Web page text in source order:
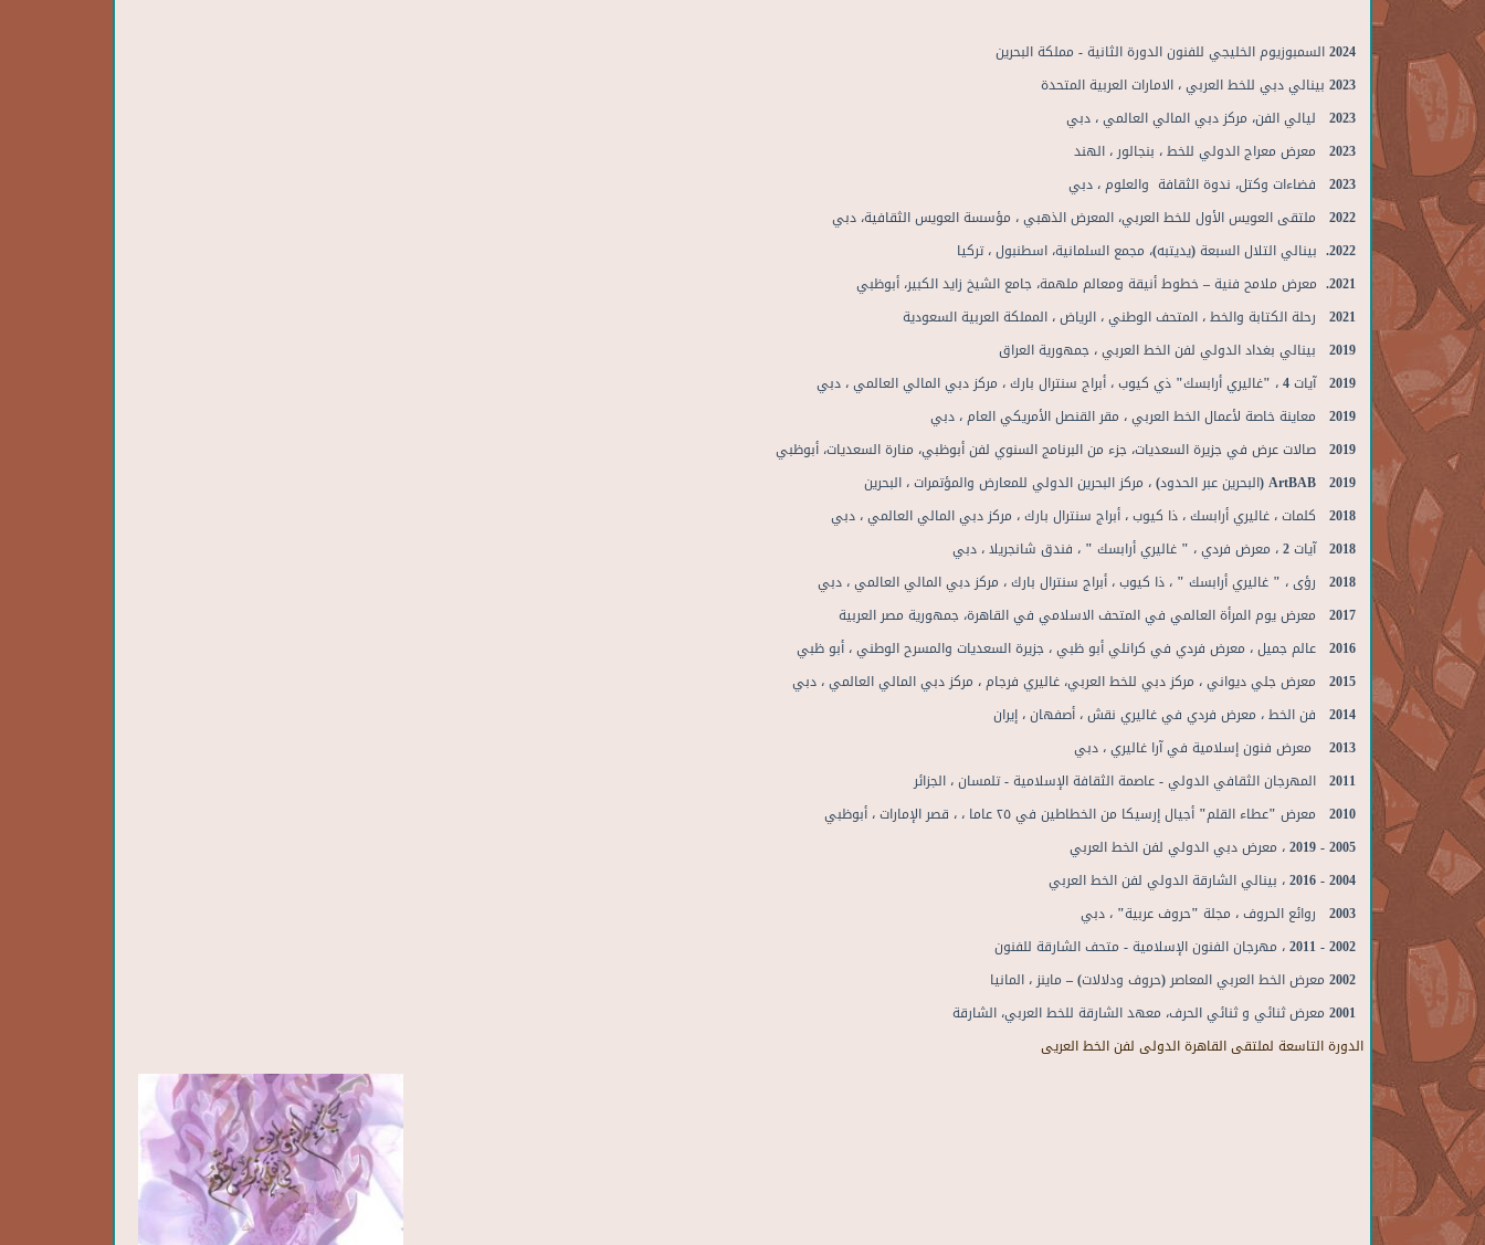
2024 السمبوزيوم الخليجي للفنون الدورة الثانية - مملكة البحرين
2023 بينالي دبي للخط العربي ، الامارات العربية المتحدة
2023 ليالي الفن، مركز دبي المالي العالمي ، دبي
2023 معرض معراج الدولي للخط ، بنجالور ، الهند
2023 فضاءات وكتل، ندوة الثقافة والعلوم ، دبي
2022 ملتقى العويس الأول للخط العربي، المعرض الذهبي ، مؤسسة العويس الثقافية، دبي
2022. بينالي التلال السبعة (يديتبه)، مجمع السلمانية، اسطنبول ، تركيا
2021. معرض ملامح فنية – خطوط أنيقة ومعالم ملهمة، جامع الشيخ زايد الكبير، أبوظبي
2021 رحلة الكتابة والخط ، المتحف الوطني ، الرياض ، المملكة العربية السعودية
2019 بينالي بغداد الدولي لفن الخط العربي ، جمهورية العراق
2019 آيات 4 ، "غاليري أرابسك" ذي كيوب ، أبراج سنترال بارك ، مركز دبي المالي العالمي ، دبي
2019 معاينة خاصة لأعمال الخط العربي ، مقر القنصل الأمريكي العام ، دبي
2019 صالات عرض في جزيرة السعديات، جزء من البرنامج السنوي لفن أبوظبي، منارة السعديات، أبوظبي
2019 ArtBAB (البحرين عبر الحدود) ، مركز البحرين الدولي للمعارض والمؤتمرات ، البحرين
2018 كلمات ، غاليري أرابسك ، ذا كيوب ، أبراج سنترال بارك ، مركز دبي المالي العالمي ، دبي
2018 آيات 2 ، معرض فردي ، " غاليري أرابسك " ، فندق شانجريلا ، دبي
2018 رؤى ، " غاليري أرابسك " ، ذا كيوب ، أبراج سنترال بارك ، مركز دبي المالي العالمي ، دبي
2017 معرض يوم المرأة العالمي في المتحف الاسلامي في القاهرة، جمهورية مصر العربية
2016 عالم جميل ، معرض فردي في كرانلي أبو ظبي ، جزيرة السعديات والمسرح الوطني ، أبو ظبي
2015 معرض جلي ديواني ، مركز دبي للخط العربي، غاليري فرجام ، مركز دبي المالي العالمي ، دبي
2014 فن الخط ، معرض فردي في غاليري نقش ، أصفهان ، إيران
2013 معرض فنون إسلامية في آرا غاليري ، دبي
2011 المهرجان الثقافي الدولي - عاصمة الثقافة الإسلامية - تلمسان ، الجزائر
2010 معرض "عطاء القلم" أجيال إرسيكا من الخطاطين في ٢٥ عاما ، ، قصر الإمارات ، أبوظبي
2005 - 2019 ، معرض دبي الدولي لفن الخط العربي
2004 - 2016 ، بينالي الشارقة الدولي لفن الخط العربي
2003 روائع الحروف ، مجلة "حروف عربية" ، دبي
2002 - 2011 ، مهرجان الفنون الإسلامية - متحف الشارقة للفنون
2002 معرض الخط العربي المعاصر (حروف ودلالات) – ماينز ، المانيا
2001 معرض ثنائي و ثنائي الحرف، معهد الشارقة للخط العربي، الشارقة
الدورة التاسعة لملتقى القاهرة الدولى لفن الخط العريى